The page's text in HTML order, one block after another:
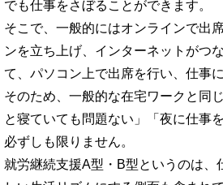
でも仕事をさぼることができます。
そこで、一般的にはオンラインで出
ンを立ち上げ、インターネットがつ
て、パソコン上で出席を行い、仕事
そのため、一般的な在宅ワークと同
と寝ていても問題ない」「夜に仕事
必ずしも限りません。
就労継続支援A型・B型というのは、